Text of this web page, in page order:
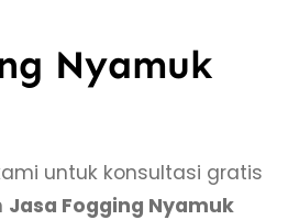
Nyamuk
untuk konsultasi gratis
Jasa Fogging Nyamuk